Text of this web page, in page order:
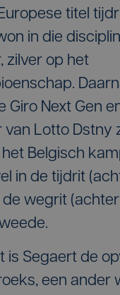
titel
in die
zilver op het
Giro Next Gen
van Lotto Dstny
Belgisch
in de tijdrit
de wegrit
is Segaert de
een ander